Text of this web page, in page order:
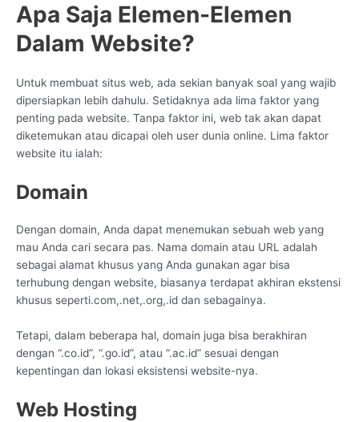
Apa Saja Elemen-Elemen
Dalam Website?
Untuk membuat situs web, ada sekian banyak soal yang wajib
dipersiapkan lebih dahulu. Setidaknya ada lima faktor yang
penting pada website. Tanpa faktor ini, web tak akan dapat
diketemukan atau dicapai oleh user dunia online. Lima faktor
website itu ialah:
Domain
Dengan domain, Anda dapat menemukan sebuah web yang
mau Anda cari secara pas. Nama domain atau URL adalah
sebagai alamat khusus yang Anda gunakan agar bisa
terhubung dengan website, biasanya terdapat akhiran ekstensi
khusus seperti.com,.net,.org,.id dan sebagainya.
Tetapi, dalam beberapa hal, domain juga bisa berakhiran
dengan “.co.id”, “.go.id”, atau “.ac.id” sesuai dengan
kepentingan dan lokasi eksistensi website-nya.
Web Hosting